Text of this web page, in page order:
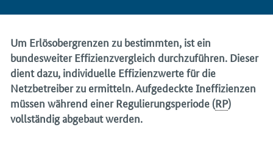
Um Erlösobergrenzen zu bestimmten, ist ein
bundesweiter Effizienzvergleich durchzuführen. Dieser
dient dazu, individuelle Effizienzwerte für die
Netzbetreiber zu ermitteln. Aufgedeckte Ineffizienzen
müssen während einer Regulierungsperiode (RP)
vollständig abgebaut werden.